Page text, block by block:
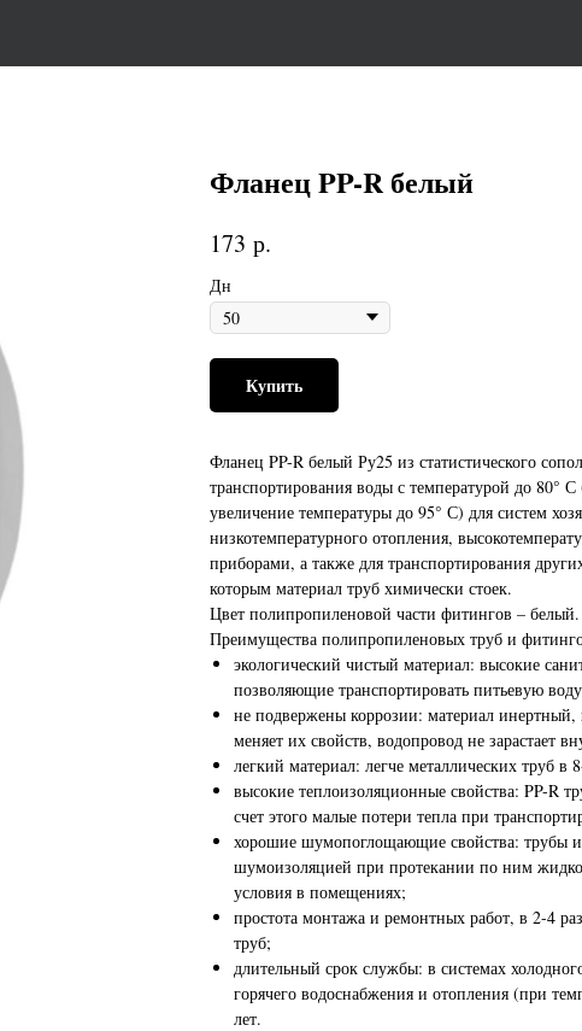
Фланец PP-R белый
173 р.
Дн
Купить
Фланец PP-R белый Ру25 из статистического
транспортирования воды с температурой до 80° С
увеличение температуры до 95° С) для систем
низкотемпературного отопления,
приборами, а также для транспортирования
которым материал труб химически стоек.
Цвет полипропиленовой части фитингов – белый.
Преимущества полипропиленовых труб и
экологический чистый материал: высокие
позволяющие транспортировать питьевую
не подвержены коррозии: материал инертный,
меняет их свойств, водопровод не зарастает
легкий материал: легче металлических труб в
высокие теплоизоляционные свойства: PP-R
счет этого малые потери тепла при
хорошие шумопоглощающие свойства: трубы
шумоизоляцией при протекании по ним
условия в помещениях;
простота монтажа и ремонтных работ, в 2-4
труб;
длительный срок службы: в системах
горячего водоснабжения и отопления (при
лет.